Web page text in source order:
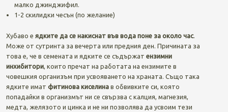
малко джинджифил.
1-2 скилидки чесън (по желание)
Хубаво е ядките да се накиснат във вода поне за около час.
Може от сутринта за вечерта или предния ден. Причината за
това е, че в семената и ядките се съдържат ензимни
инхибитори, които пречат на работата на ензимите в
човешкия организъм при усвояването на храната. Също така
ядките имат фитинова киселинав обвивките си, която
попадайки в организмът ни се свързва с калция, магнезия,
медта, желязото и цинка и не ни позволява да усвоим тези